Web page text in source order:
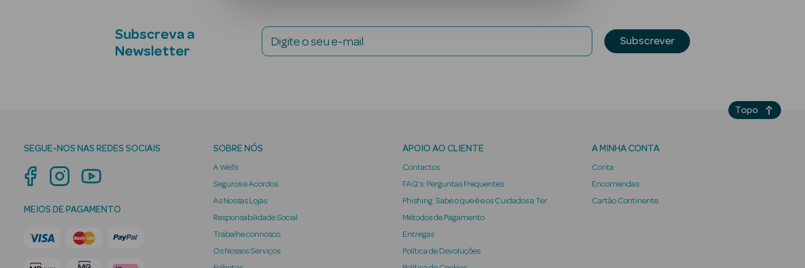
Subscreva a
Newsletter
Digite o seu e-mail Subscrever
SEGUE-NOS NAS REDES SOCIAIS
MEIOS DE PAGAMENTO
SOBRE NÓS
A Wells
Seguros e Acordos
As Nossas Lojas
Responsabilidade Social
Trabalhe connosco
Os Nossos Serviços
APOIO AO CLIENTE
Contactos
FAQ's: Perguntas Frequentes
Phishing: Sabe o que é e os Cuidados a Ter
Métodos de Pagamento
Entregas
Política de Devoluções
A MINHA CONTA
Conta
Encomendas
Cartão Continente
Topo